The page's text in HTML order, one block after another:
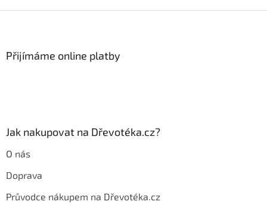
Přijímáme online platby
Jak nakupovat na Dřevotéka.cz?
O nás
Doprava
Průvodce nákupem na Dřevotéka.cz